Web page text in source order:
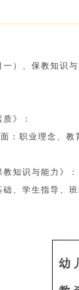
一）、保教知识
》：
：职业理念、教
知识与能力》：
础、学生指导、